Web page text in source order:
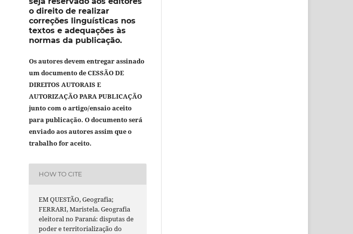
o direito de realizar
correções linguísticas nos
textos e adequações às
normas da publicação.
Os autores devem entregar assinado
um documento deCESSÃO DE
DIREITOS AUTORAIS E
AUTORIZAÇÃO PARA PUBLICAÇÃO
junto com o artigo/ensaio aceito
para publicação. O documento será
enviado aos autores assim que o
trabalho for aceito.
HOW TO CITE
EM QUESTÃO, Geografia;
FERRARI, Maristela. Geografia
eleitoral no Paraná: disputas de
poder e territorialização do